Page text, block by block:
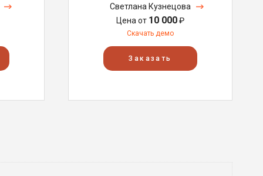
Светлана Кузнецова
Цена от 10 000₽
Скачать демо
Заказать